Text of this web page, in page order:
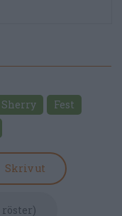
Sherry
Fest
Skriv ut
röster)